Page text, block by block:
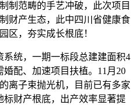
制范畴的手艺冲破，此次项目
财产生态，此中四川省健康食
区，夯实成长根底！
统，一期一标段总建建面积4
配、加速项目扶植。11月20
离子束抛光机，目前已有多家
财产根底，出产效率显著提